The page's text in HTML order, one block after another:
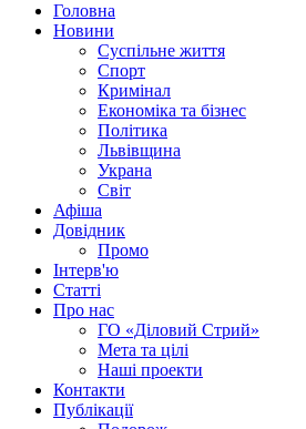
Головна
Новини
Суспільне життя
Спорт
Кримінал
Економіка та бізнес
Політика
Львівщина
Украна
Світ
Афіша
Довідник
Промо
Інтерв'ю
Статті
Про нас
ГО «Діловий Стрий»
Мета та цілі
Наші проекти
Контакти
Публікації